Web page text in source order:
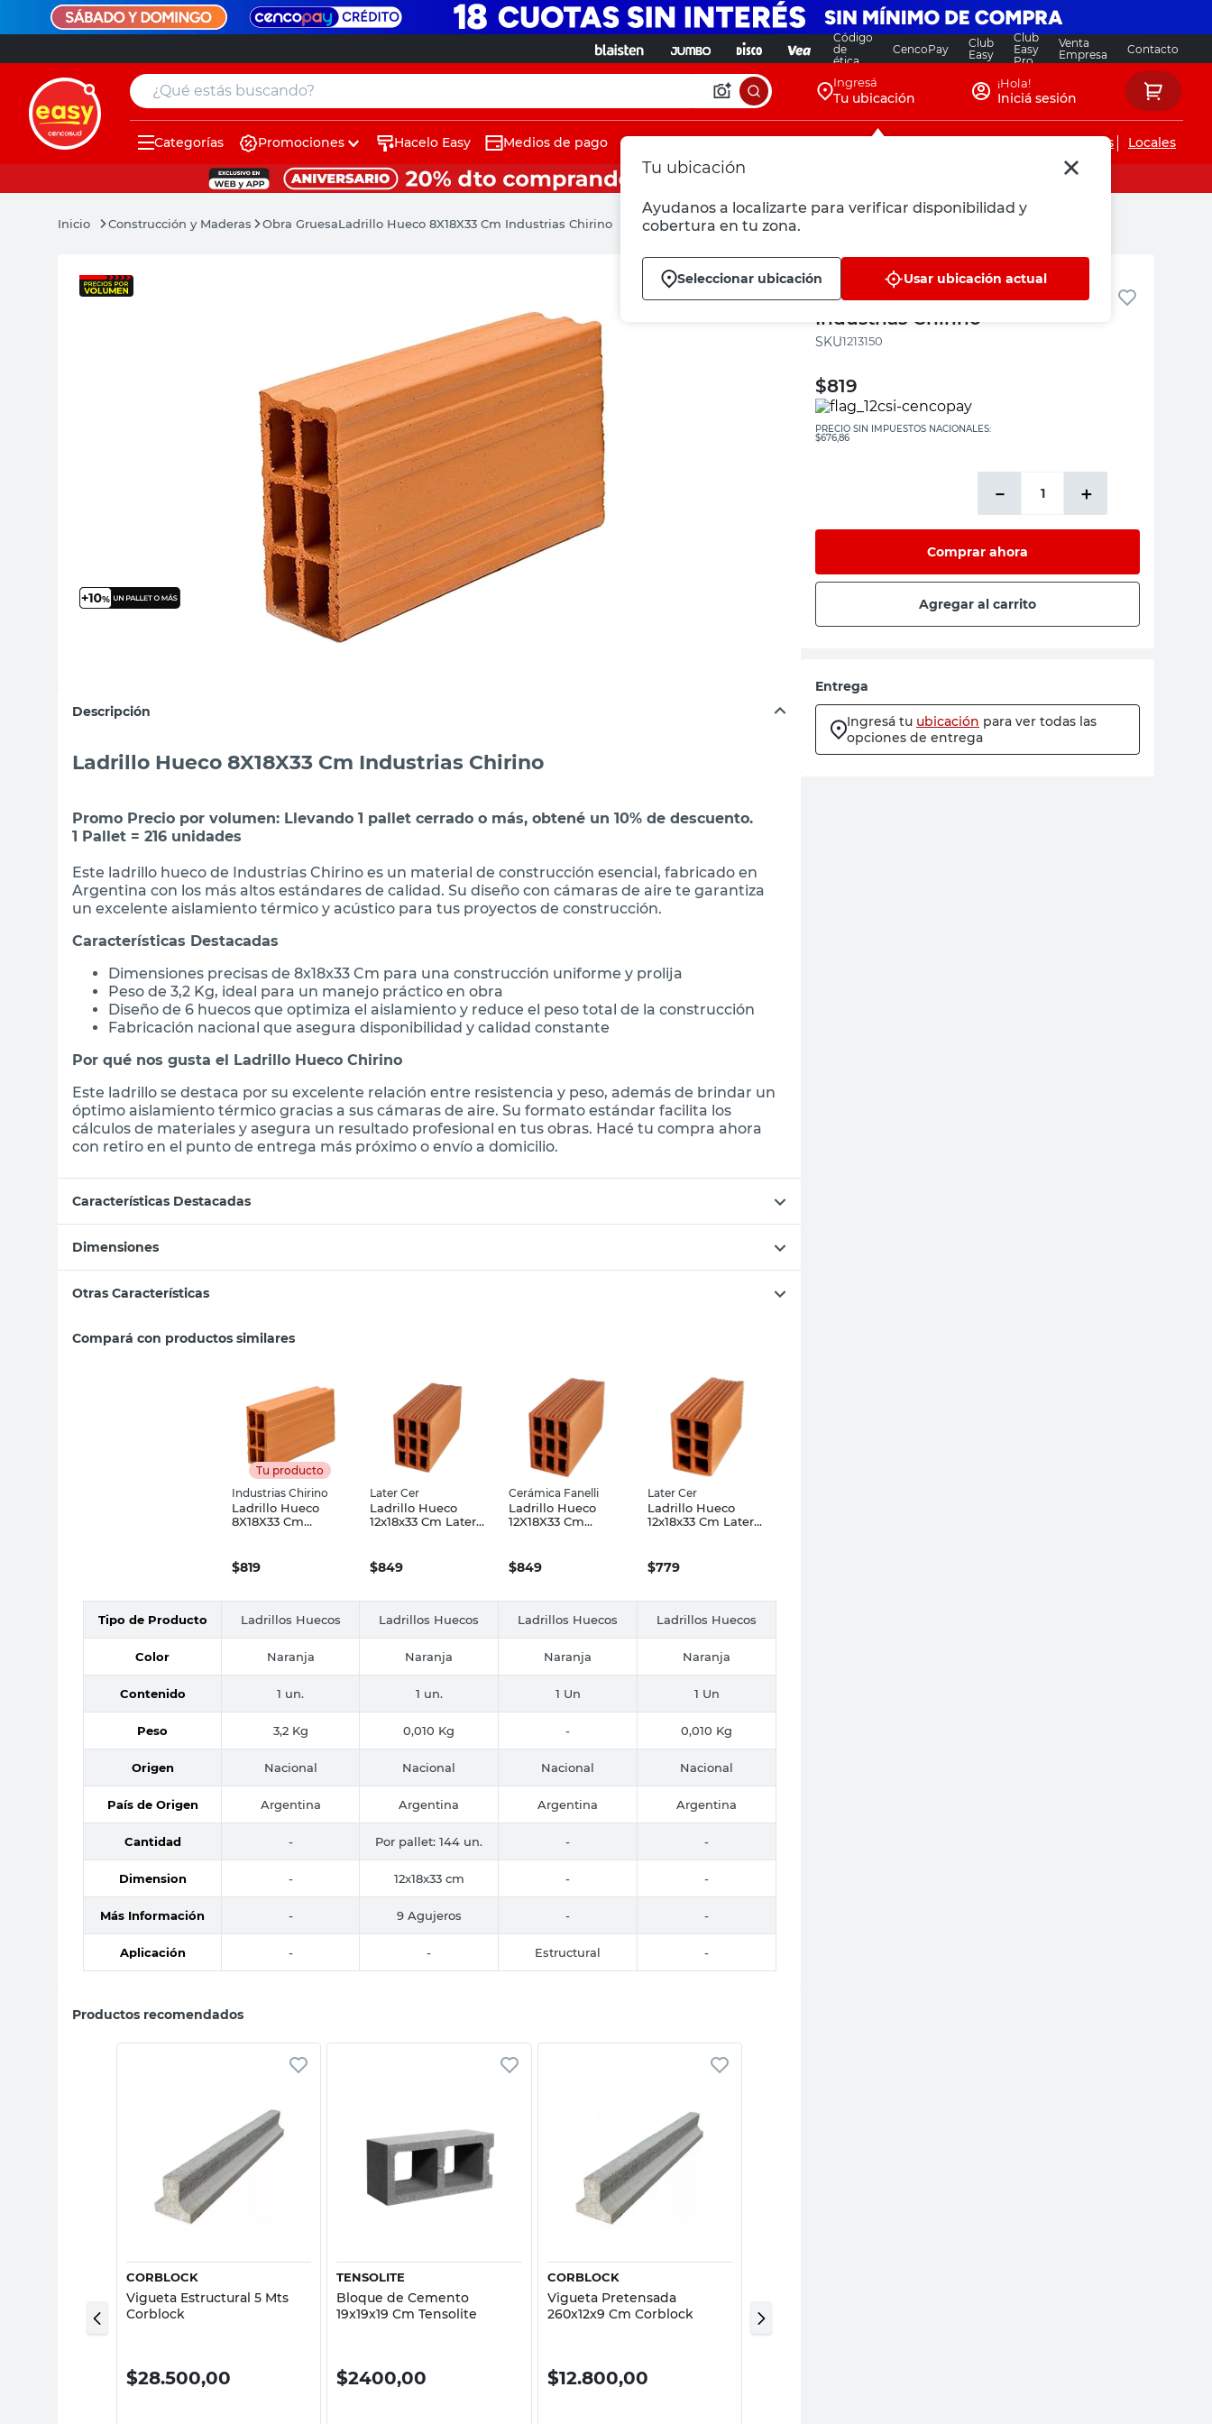
Código
de
ética
CencoPay
Club
Easy
Club
Easy
Pro
Venta
Empresa
Contacto
¿Qué estás buscando? Ingresá
Tu ubicación
Tu ubicación
Ayudanos a localizarte para verificar disponibilidad y
cobertura en tu zona.
Seleccionar ubicación Usar ubicación actual
¡Hola!
Iniciá sesión
Categorías Promociones Hacelo Easy Medios de pago Servicios de instalaciones Locales
Construcción y Maderas Obra GruesaLadrillo Hueco 8X18X33 Cm Industrias Chirino
Descripción
Ladrillo Hueco 8X18X33 Cm Industrias Chirino
Promo Precio por volumen: Llevando 1 pallet cerrado o más, obtené un 10% de descuento.
1 Pallet = 216 unidades
Este ladrillo hueco de Industrias Chirino es un material de construcción esencial, fabricado en
Argentina con los más altos estándares de calidad. Su diseño con cámaras de aire te garantiza
un excelente aislamiento térmico y acústico para tus proyectos de construcción.
Características Destacadas
Dimensiones precisas de 8x18x33 Cm para una construcción uniforme y prolija
Peso de 3,2 Kg, ideal para un manejo práctico en obra
Diseño de 6 huecos que optimiza el aislamiento y reduce el peso total de la construcción
Fabricación nacional que asegura disponibilidad y calidad constante
Por qué nos gusta el Ladrillo Hueco Chirino
Este ladrillo se destaca por su excelente relación entre resistencia y peso, además de brindar un
óptimo aislamiento térmico gracias a sus cámaras de aire. Su formato estándar facilita los
cálculos de materiales y asegura un resultado profesional en tus obras. Hacé tu compra ahora
con retiro en el punto de entrega más próximo o envío a domicilio.
Características Destacadas
Dimensiones
Otras Características
Compará con productos similares
Tu producto
Industrias Chirino
Ladrillo Hueco
8X18X33 Cm
$819
Later Cer
Ladrillo Hueco
12x18x33 Cm Later
$849
Cerámica Fanelli
Ladrillo Hueco
12X18X33 Cm
$849
Later Cer
Ladrillo Hueco
12x18x33 Cm Later
$779
Tipo de Producto Ladrillos Huecos Ladrillos Huecos Ladrillos Huecos Ladrillos Huecos
Color Naranja Naranja Naranja Naranja
Contenido 1 un. 1 un. 1 Un 1 Un
Peso 3,2 Kg 0,010 Kg - 0,010 Kg
Origen Nacional Nacional Nacional Nacional
País de Origen Argentina Argentina Argentina Argentina
Cantidad - Por pallet: 144 un. - -
Dimension - 12x18x33 cm - -
Más Información - 9 Agujeros - -
Aplicación - - Estructural -
Productos recomendados
Vista rápida
CORBLOCK
Vigueta Estructural 5 Mts
Corblock
$28.500,00
TENSOLITE
Bloque de Cemento
19x19x19 Cm Tensolite
$2400,00
Vista rápida
CORBLOCK
Vigueta Pretensada
260x12x9 Cm Corblock
$12.800,00
Cm Corblock
Industrias Chirino
Ladrillo Hueco 8X18X33 Cm
Industrias Chirino
:1213150
$819
PRECIO SIN IMPUESTOS NACIONALES:
$676,86
＋
－
Comprar ahora
Agregar al carrito
Entrega
Ingresá tu ubicación para ver todas las
opciones de entrega
muebles